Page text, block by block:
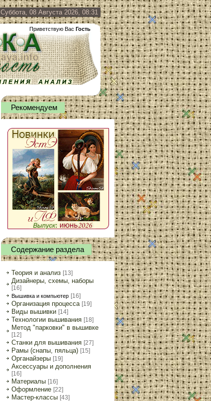
Суббота, 08 Августа 2026, 08:31
Приветствую Вас Гость
Рекомендуем
Содержание раздела
Теория и анализ [13]
Дизайнеры, схемы, наборы
[16]
Вышивка и компьютер [16]
Организация процесса [19]
Виды вышивки [14]
Технологии вышивания [18]
Метод "парковки" в вышивке
[12]
Станки для вышивания [27]
Рамы (снапы, пяльца) [15]
Органайзеры [19]
Аксессуары и дополнения
[16]
Материалы [16]
Оформление [22]
Мастер-классы [43]